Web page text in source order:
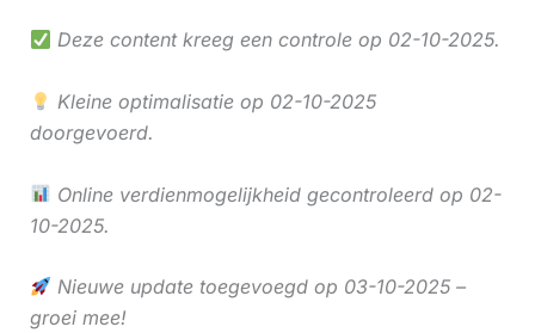
Deze content kreeg een controle op 02-10-2025.
Kleine optimalisatie op 02-10-2025
doorgevoerd.
Online verdienmogelijkheid gecontroleerd op 02-
10-2025.
Nieuwe update toegevoegd op 03-10-2025 –
groei mee!